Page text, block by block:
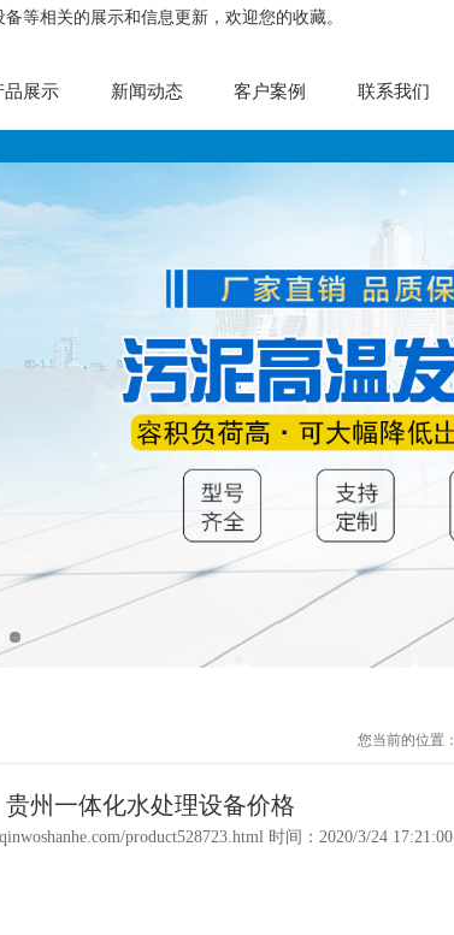
等相关的展示和信息更新，欢迎您的收藏。
品展示 新闻动态 客户案例 联系我们
您当前的位置：
贵州一体化水处理设备价格
product528723.html 时间：2020/3/24 17:21:00